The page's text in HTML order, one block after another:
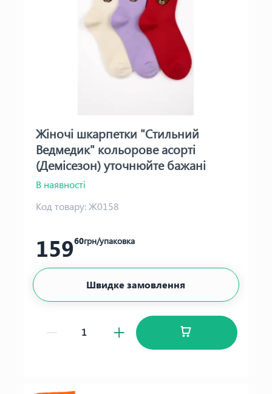
Жіночі шкарпетки "Стильний
Ведмедик" кольорове асорті
(Демісезон) уточнюйте бажані
кольори
В наявності
Код товару:Ж0158
15960грн/упаковка
Швидке замовлення